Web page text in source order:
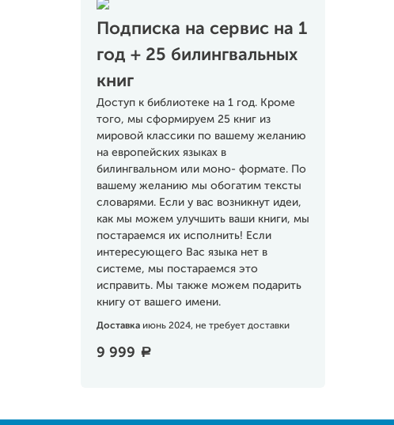
Подписка на сервис на 1
год + 25 билингвальных
книг
Доступ к библиотеке на 1 год. Кроме
того, мы сформируем 25 книг из
мировой классики по вашему желанию
на европейских языках в
билингвальном или моно- формате. По
вашему желанию мы обогатим тексты
словарями. Если у вас возникнут идеи,
как мы можем улучшить ваши книги, мы
постараемся их исполнить! Если
интересующего Вас языка нет в
системе, мы постараемся это
исправить. Мы также можем подарить
книгу от вашего имени.
Доставка июнь 2024, не требует доставки
9 999 a